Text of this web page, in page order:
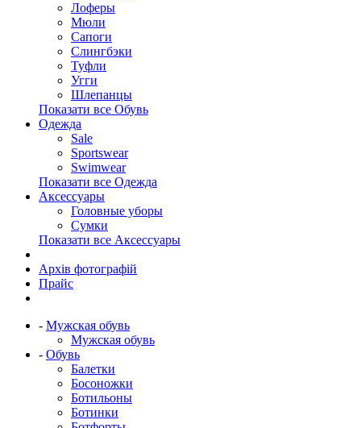
Лоферы
Мюли
Сапоги
Слингбэки
Туфли
Угги
Шлепанцы
Показати все Обувь
Одежда
Sale
Sportswear
Swimwear
Показати все Одежда
Аксессуары
Головные уборы
Сумки
Показати все Аксессуары
Архів фотографій
Прайс
- Мужская обувь
Мужская обувь
- Обувь
Балетки
Босоножки
Ботильоны
Ботинки